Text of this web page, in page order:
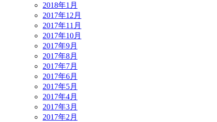
2018年1月
2017年12月
2017年11月
2017年10月
2017年9月
2017年8月
2017年7月
2017年6月
2017年5月
2017年4月
2017年3月
2017年2月